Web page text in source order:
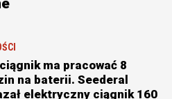
ma pracować 8
na baterii. Seederal
elektryczny ciągnik 160